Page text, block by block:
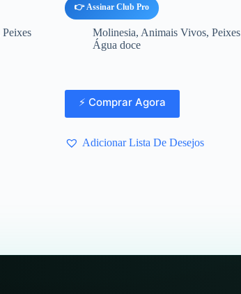
Peixes
👉 Assinar Club Pro
Molinesia, Animais Vivos, Peixes
Água doce
⚡ Comprar Agora
Adicionar Lista De Desejos